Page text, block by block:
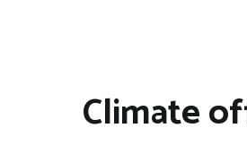
Climate